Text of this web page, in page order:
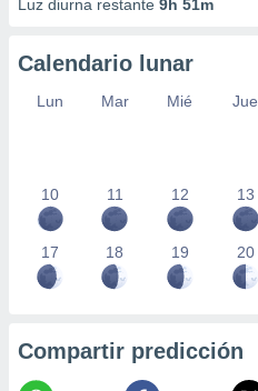
Luz diurna restante 9h 51m
Calendario lunar
Lun Mar Mié Jue
10 11 12 13
17 18 19 20
Compartir predicción